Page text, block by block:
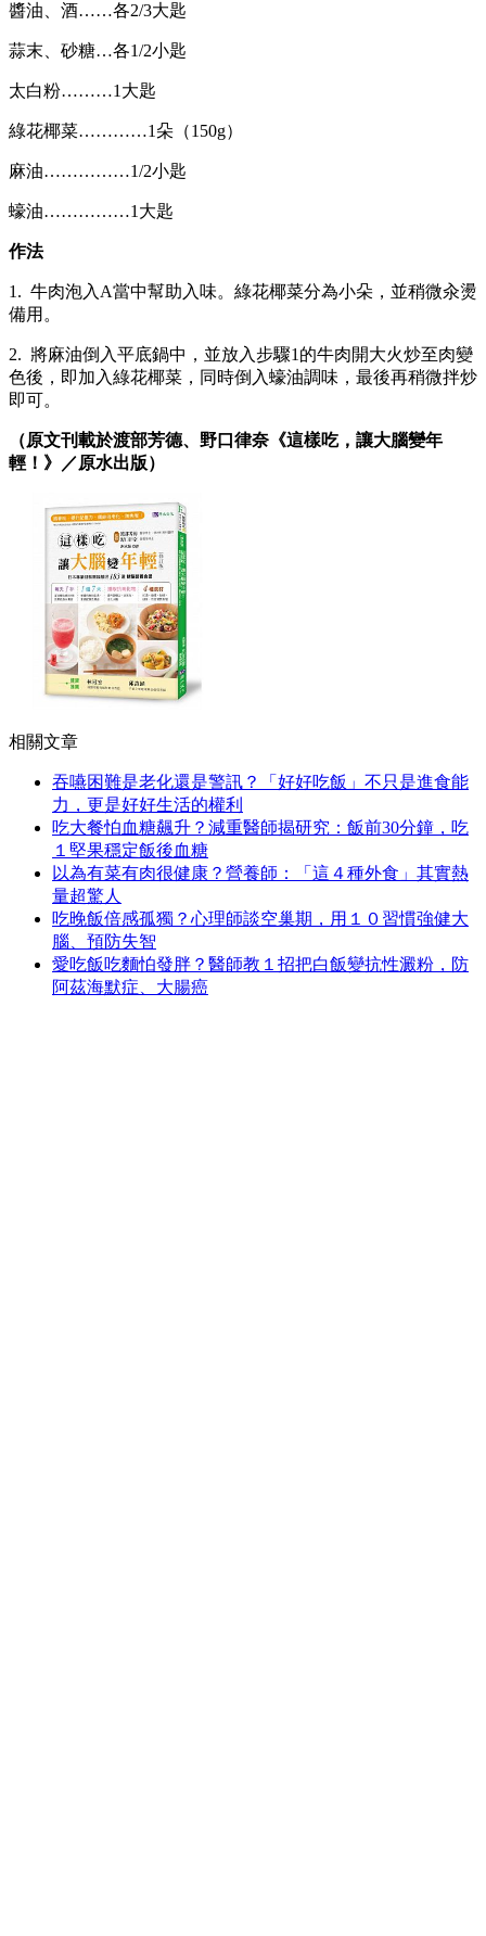
醬油、酒……各2/3大匙
蒜末、砂糖…各1/2小匙
太白粉………1大匙
綠花椰菜…………1朵（150g）
麻油……………1/2小匙
蠔油……………1大匙
作法
1. 牛肉泡入A當中幫助入味。綠花椰菜分為小朵，並稍微汆燙
備用。
2. 將麻油倒入平底鍋中，並放入步驟1的牛肉開大火炒至肉變
色後，即加入綠花椰菜，同時倒入蠔油調味，最後再稍微拌炒
即可。
（原文刊載於渡部芳德、野口律奈 《這樣吃，讓大腦變年
輕！》／原水出版）
相關文章
吞嚥困難是老化還是警訊？「好好吃飯」不只是進食能
力，更是好好生活的權利
吃大餐怕血糖飆升？減重醫師揭研究：飯前30分鐘，吃
１堅果穩定飯後血糖
以為有菜有肉很健康？營養師：「這４種外食」其實熱
量超驚人
吃晚飯倍感孤獨？心理師談空巢期，用１０習慣強健大
腦、預防失智
愛吃飯吃麵怕發胖？醫師教１招把白飯變抗性澱粉，防
阿茲海默症、大腸癌